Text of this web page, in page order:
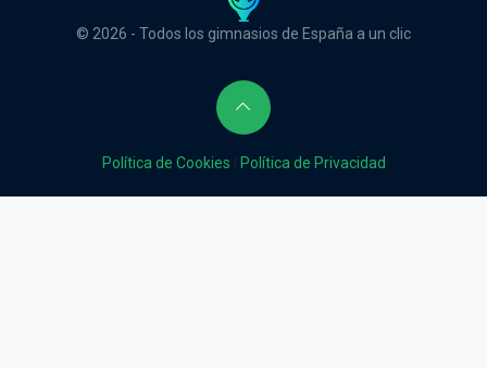
© 2026 - Todos los gimnasios de España a un clic
Política de Cookies Política de Privacidad